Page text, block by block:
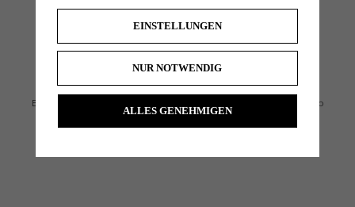
Bushnell Golf’s exclusive BITE magnetic mount lets you securely attach the Tour Hybrid to
EINSTELLUNGEN
NUR NOTWENDIG
ALLES GENEHMIGEN